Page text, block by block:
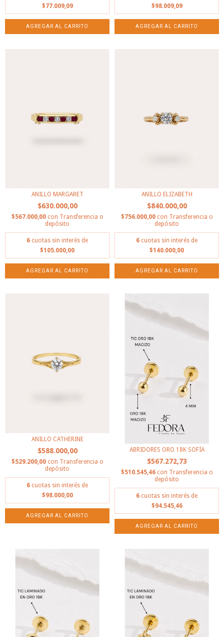
$77.009,09
$98.009,09
ANILLO MARGARET
$630.000,00
$567.000,00 con Transferencia o
depósito
6 cuotas sin interés de
$105.000,00
ANILLO ELIZABETH
$840.000,00
$756.000,00 con Transferencia o
depósito
6 cuotas sin interés de
$140.000,00
ANILLO CATHERINE
$588.000,00
$529.200,00 con Transferencia o
depósito
6 cuotas sin interés de
$98.000,00
ABRIDORES ORO 18K SOFÍA
$567.272,73
$510.545,46 con Transferencia o
depósito
6 cuotas sin interés de
$94.545,46